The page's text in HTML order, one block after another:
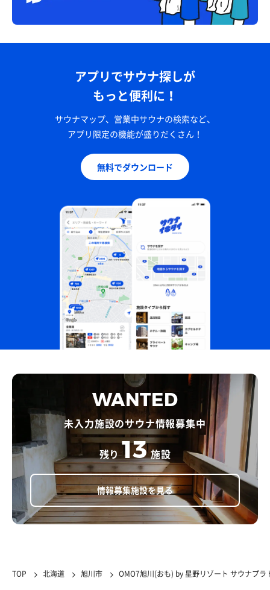
アプリでサウナ探しが
もっと便利に！
サウナマップ、営業中サウナの検索など、
アプリ限定の機能が盛りだくさん！
無料でダウンロード
WANTED
未入力施設のサウナ情報募集中
残り 13 施設
情報募集施設を見る
TOP 北海道 旭川市 OMO7旭川(おも) by 星野リゾート サウナプラ